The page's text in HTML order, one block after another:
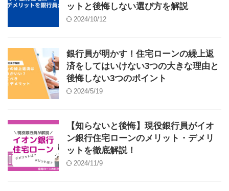
ットと後悔しない選び方を解説
2024/10/12
銀行員が明かす！住宅ローンの繰上返
済をしてはいけない3つの大きな理由と
後悔しない3つのポイント
2024/5/19
【知らないと後悔】現役銀行員がイオ
ン銀行住宅ローンのメリット・デメリ
ットを徹底解説！
2024/11/9